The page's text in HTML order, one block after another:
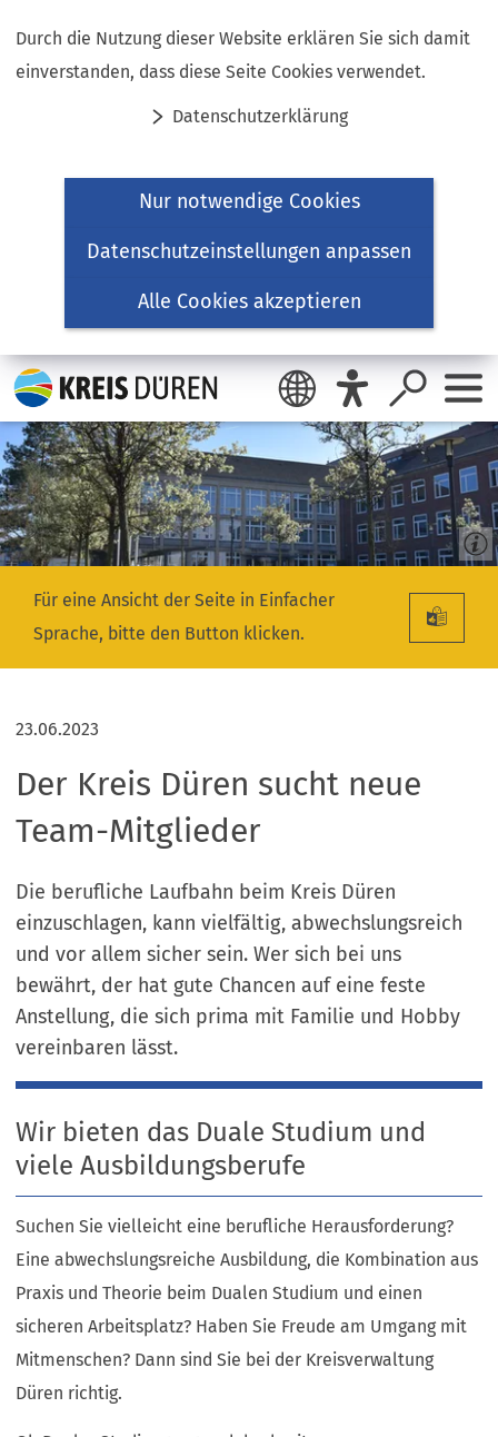
Durch die Nutzung dieser Website erklären Sie sich damit
einverstanden, dass diese Seite Cookies verwendet.
Datenschutzerklärung
Nur notwendige Cookies
Datenschutzeinstellungen anpassen
Alle Cookies akzeptieren
Inhalt anspringen
Für eine Ansicht der Seite in Einfacher
Sprache, bitte den Button klicken.
23.06.2023
Der Kreis Düren sucht neue
Team-Mitglieder
Die berufliche Laufbahn beim Kreis Düren
einzuschlagen, kann vielfältig, abwechslungsreich
und vor allem sicher sein. Wer sich bei uns
bewährt, der hat gute Chancen auf eine feste
Anstellung, die sich prima mit Familie und Hobby
vereinbaren lässt.
Wir bieten das Duale Studium und
viele Ausbildungsberufe
Suchen Sie vielleicht eine berufliche Herausforderung?
Eine abwechslungsreiche Ausbildung, die Kombination aus
Praxis und Theorie beim Dualen Studium und einen
sicheren Arbeitsplatz? Haben Sie Freude am Umgang mit
Mitmenschen? Dann sind Sie bei der Kreisverwaltung
Düren richtig.